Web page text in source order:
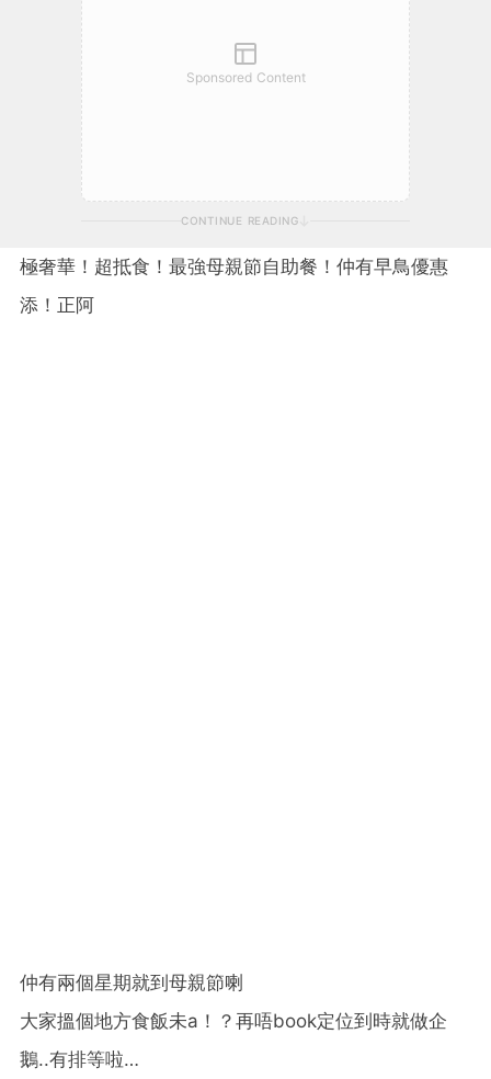
Sponsored Content
CONTINUE READING
極奢華！超抵食！最強母親節自助餐！仲有早鳥優惠
添！正阿
仲有兩個星期就到母親節喇
大家搵個地方食飯未a！？再唔book定位到時就做企
鵝..有排等啦…